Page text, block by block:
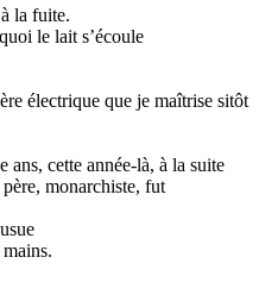
la fuite.
le lait s’écoule
électrique que je maîtrise sitôt
ans, cette année-là, à la suite
monarchiste, fut